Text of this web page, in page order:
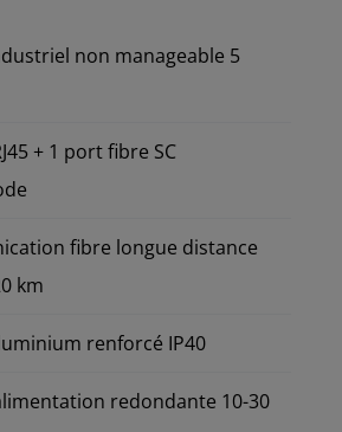
non manageable 5
+ 1 port fibre SC
fibre longue distance
km
renforcé IP40
redondante 10-30